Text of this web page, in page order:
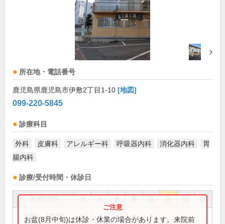
所在地・電話番号
鹿児島県鹿児島市伊敷2丁目1-10 [地図]
099-220-5845
診療科目
外科 皮膚科 アレルギー科 呼吸器内科 消化器内科
胃
腸内科
診療/受付時間・休診日
祝
9:00～12:30 ● ● ● ● ●
お盆(8月中旬)は休診・休業の場合があります。来院前